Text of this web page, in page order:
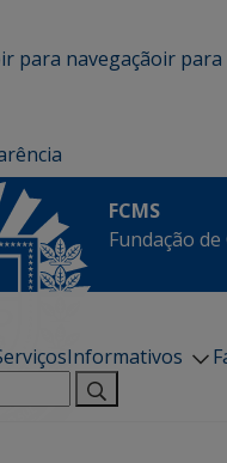
ir para navegaçãoir para
FCMS
Fundação
Informativos